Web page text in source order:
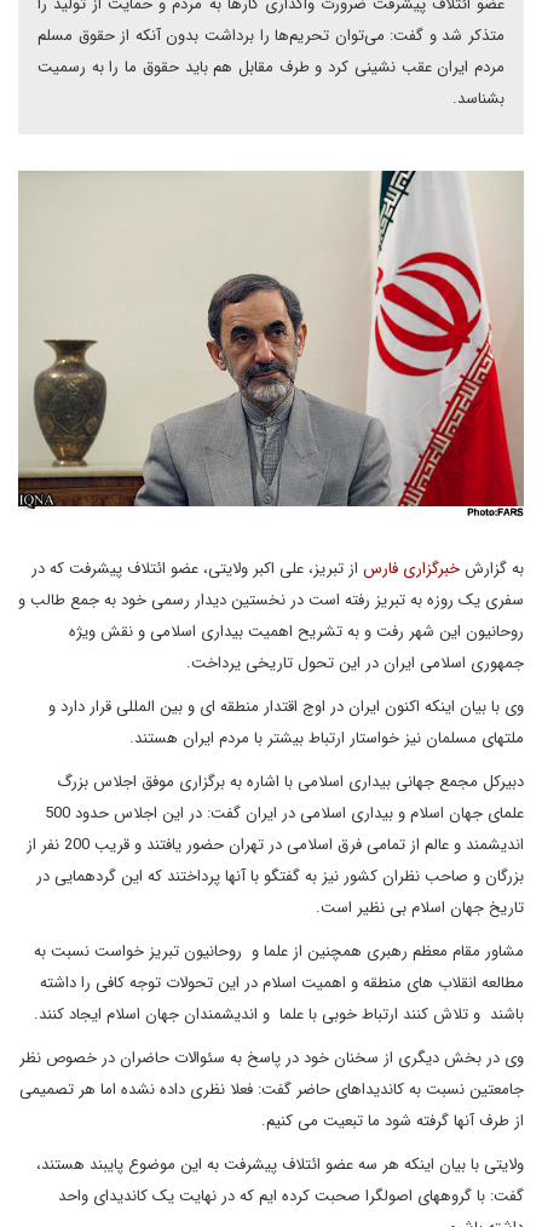
متذکر شد و گفت: می‌توان تحریم‌ها را برداشت بدون آنکه از حقوق مسلم
مردم ایران عقب نشینی کرد و طرف مقابل هم باید حقوق ما را به رسمیت
بشناسد.
به گزارشخبرگزاری فارس از تبریز، علی اکبر ولایتی، عضو ائتلاف پیشرفت که در
سفری یک روزه به تبریز رفته است در نخستین دیدار رسمی خود به جمع طالب و
روحانیون این شهر رفت و به تشریح اهمیت بیداری اسلامی و نقش ویژه
جمهوری اسلامی ایران در این تحول تاریخی یرداخت.
وی با بیان اینکه اکنون ایران در اوج اقتدار منطقه ای و بین المللی قرار دارد و
ملتهای مسلمان نیز خواستار ارتباط بیشتر با مردم ایران هستند.
دبیرکل مجمع جهانی بیداری اسلامی با اشاره به برگزاری موفق اجلاس بزرگ
علمای جهان اسلام و بیداری اسلامی در ایران گفت: در این اجلاس حدود 500
اندیشمند و عالم از تمامی فرق اسلامی در تهران حضور یافتند و قریب 200 نفر از
بزرگان و صاحب نظران کشور نیز به گفتگو با آنها پرداختند که این گردهمایی در
تاریخ جهان اسلام بی نظیر است.
مشاور مقام معظم رهبری همچنین از علما و روحانیون تبریز خواست نسبت به
مطالعه انقلاب های منطقه و اهمیت اسلام در این تحولات توجه کافی را داشته
باشند و تلاش کنند ارتباط خوبی با علما و اندیشمندان جهان اسلام ایجاد کنند.
وی در بخش دیگری از سخنان خود در پاسخ به سئوالات حاضران در خصوص نظر
جامعتین نسبت به کاندیداهای حاضر گفت: فعلا نظری داده نشده اما هر تصمیمی
از طرف آنها گرفته شود ما تبعیت می کنیم.
ولایتی با بیان اینکه هر سه عضو ائتلاف پیشرفت به این موضوع پایبند هستند،
گفت: با گروههای اصولگرا صحبت کرده ایم که در نهایت یک کاندیدای واحد